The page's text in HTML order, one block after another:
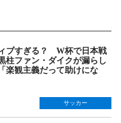
ブすぎる？ W杯で日本戦
柱ファン・ダイクが漏らし
楽観主義だって助けにな
サッカー